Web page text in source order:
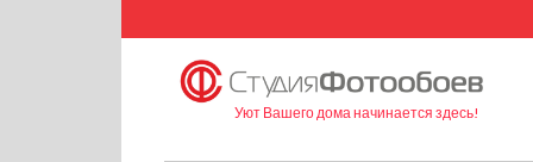
Уют Вашего дома начинается здесь!